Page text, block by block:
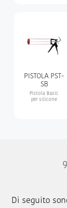
PISTOLA PST-
SB
Pistola Basic
per silicone
Di seguito